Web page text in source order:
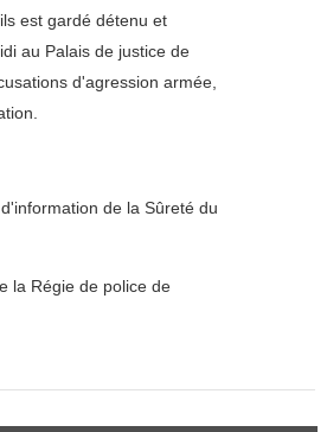
est gardé détenu et
au Palais de justice de
d'agression armée,
de la Sûreté du
la Régie de police de